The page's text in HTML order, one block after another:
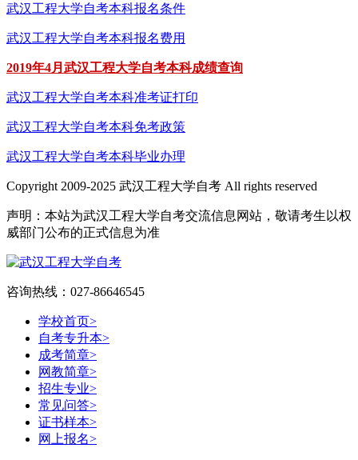
武汉工程大学自考本科报名条件
武汉工程大学自考本科报名费用
2019年4月武汉工程大学自考本科成绩查询
武汉工程大学自考本科准考证打印
武汉工程大学自考本科免考政策
武汉工程大学自考本科毕业办理
Copyright 2009-2025 武汉工程大学自考 All rights reserved
声明：本站为武汉工程大学自考交流信息网站，敬请考生以权
威部门公布的正式信息为准
咨询热线：027-86646545
学校首页>
自考专升本>
成考简章>
网教简章>
招生专业>
常见问答>
证书样本>
网上报名>